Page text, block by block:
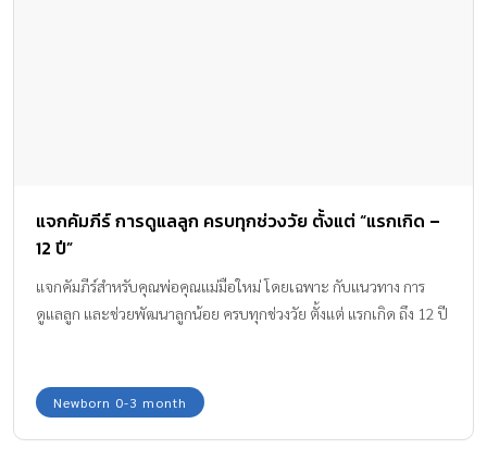
แจกคัมภีร์ การดูแลลูก ครบทุกช่วงวัย ตั้งแต่ “แรกเกิด –
12 ปี”
แจกคัมภีร์สำหรับคุณพ่อคุณแม่มือใหม่ โดยเฉพาะ กับแนวทาง การ
ดูแลลูก และช่วยพัฒนาลูกน้อย ครบทุกช่วงวัย ตั้งแต่ แรกเกิด ถึง 12 ปี
Newborn 0-3 month